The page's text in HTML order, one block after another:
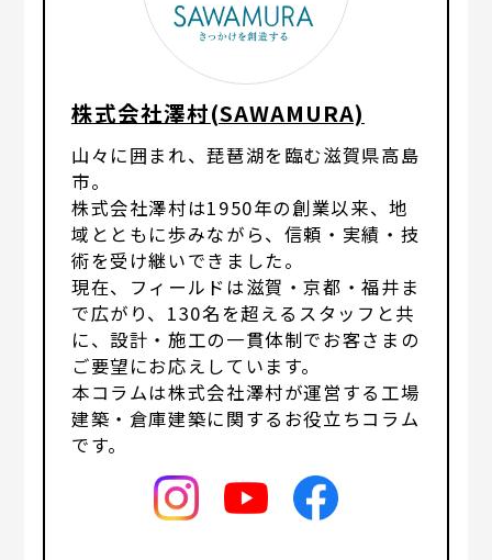
株式会社澤村(SAWAMURA)
山々に囲まれ、琵琶湖を臨む滋賀県高島
市。
株式会社澤村は1950年の創業以来、地
域とともに歩みながら、信頼・実績・技
術を受け継いできました。
現在、フィールドは滋賀・京都・福井ま
で広がり、130名を超えるスタッフと共
に、設計・施工の一貫体制でお客さまの
ご要望にお応えしています。
本コラムは株式会社澤村が運営する工場
建築・倉庫建築に関するお役立ちコラム
です。